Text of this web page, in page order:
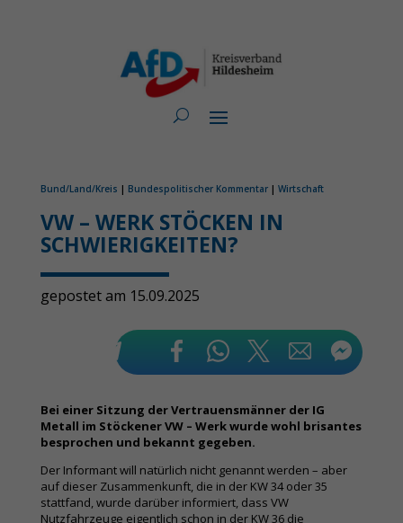
Bund/Land/Kreis | Bundespolitischer Kommentar| Wirtschaft
VW – WERK STÖCKEN IN
SCHWIERIGKEITEN?
gepostet am 15.09.2025
Bei einer Sitzung der Vertrauensmänner der IG
Metall im Stöckener VW – Werk wurde wohl brisantes
besprochen und bekannt gegeben.
Der Informant will natürlich nicht genannt werden – aber
auf dieser Zusammenkunft, die in der KW 34 oder 35
stattfand, wurde darüber informiert, dass VW
Nutzfahrzeuge eigentlich schon in der KW 36 die